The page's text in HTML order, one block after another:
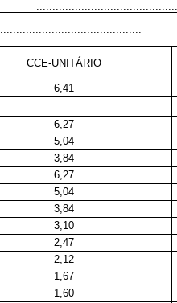
CCE-UNITÁRIO
6,41
6,27
5,04
3,84
6,27
5,04
3,84
3,10
2,47
2,12
1,67
1,60